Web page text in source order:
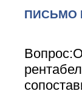
ПИСЬМО